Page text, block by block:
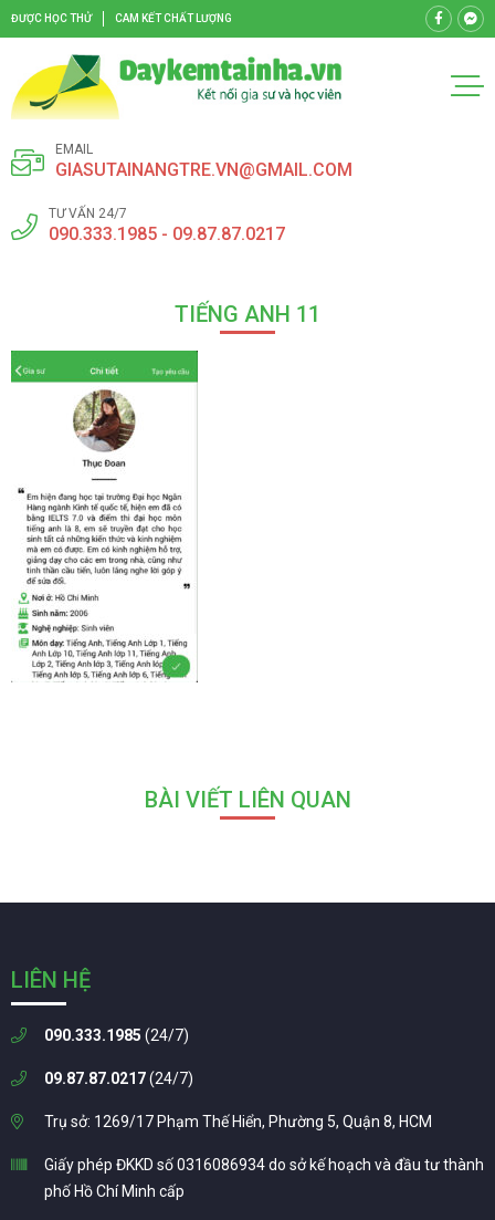
ĐƯỢC HỌC THỬ CAM KẾT CHẤT LƯỢNG
EMAIL
GIASUTAINANGTRE.VN@GMAIL.COM
TƯ VẤN 24/7
090.333.1985 - 09.87.87.0217
TIẾNG ANH 11
BÀI VIẾT LIÊN QUAN
LIÊN HỆ
090.333.1985 (24/7)
09.87.87.0217(24/7)
Trụ sở: 1269/17 Phạm Thế Hiển, Phường 5, Quận 8, HCM
Giấy phép ĐKKD số 0316086934 do sở kế hoạch và đầu tư thành
phố Hồ Chí Minh cấp